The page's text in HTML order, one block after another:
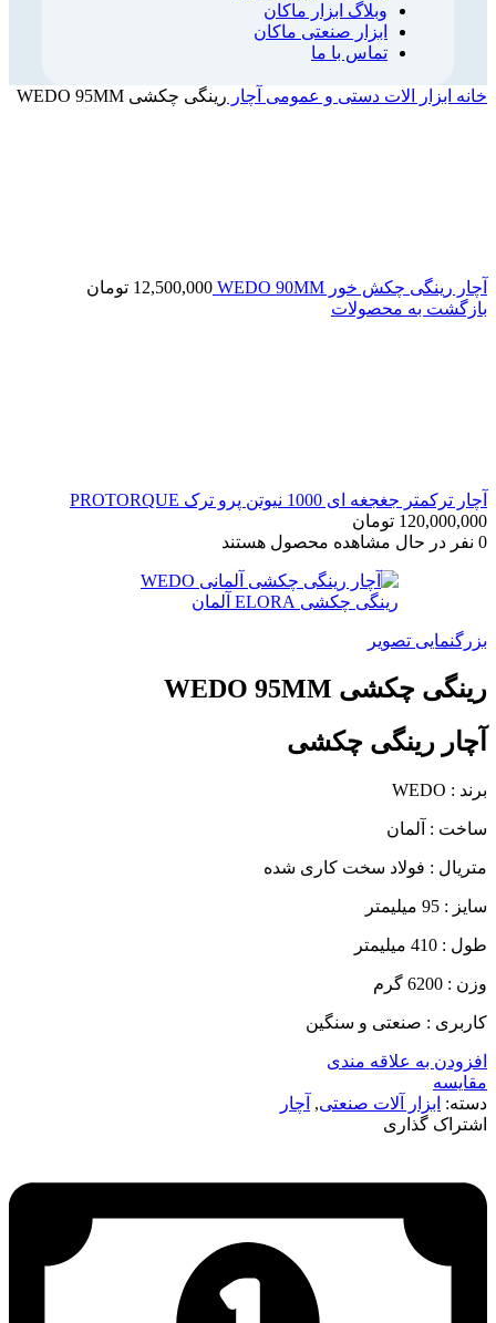
وبلاگ ابزار ماکان
ابزار صنعتی ماکان
تماس با ما
خانه ابزار الات دستی و عمومی آچار رینگی چکشی WEDO 95MM
آچار رینگی چکش خور WEDO 90MM 12,500,000 تومان
بازگشت به محصولات
آچار ترکمتر جغجغه ای 1000 نیوتن پرو ترک PROTORQUE
120,000,000 تومان
0 نفر در حال مشاهده محصول هستند
بزرگنمایی تصویر
رینگی چکشی WEDO 95MM
آچار رینگی چکشی
برند : WEDO
ساخت : آلمان
متریال : فولاد سخت کاری شده
سایز : 95 میلیمتر
طول : 410 میلیمتر
وزن : 6200 گرم
کاربری : صنعتی و سنگین
افزودن به علاقه مندی
مقایسه
دسته: ابزار آلات صنعتی, آچار
اشتراک گذاری